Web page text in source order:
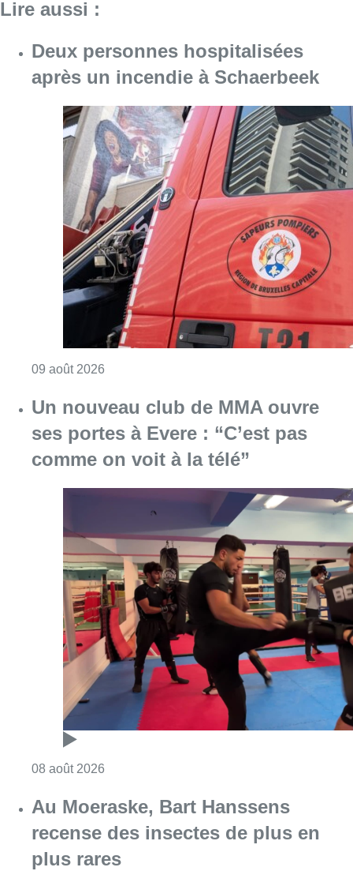
09 août 2026Consulter l'article "Deux personnes
Un nouveau club de MMA ouvre
ses portes à Evere : “C’est pas
comme on voit à la télé”
08 août 2026Consulter l'article "Un nouveau club de
Au Moeraske, Bart Hanssens
recense des insectes de plus en
plus rares